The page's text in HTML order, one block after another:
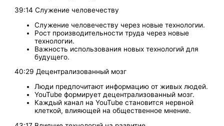
39:14 Служение человечеству
Служение человечеству через новые технологии.
Рост производительности труда через новые
технологии.
Важность использования новых технологий для
будущего.
40:29 Децентрализованный мозг
Люди предпочитают информацию от живых людей.
YouTube формирует децентрализованный мозг.
Каждый канал на YouTube становится нервной
клеткой, влияющей на общественное мнение.